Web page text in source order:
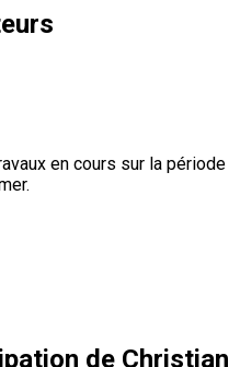
en cours sur la période
de Christian